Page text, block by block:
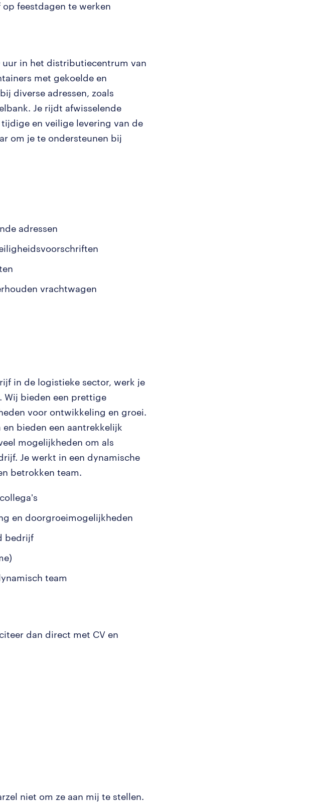
feestdagen te werken
in het distributiecentrum van
met gekoelde en
diverse adressen, zoals
Je rijdt afwisselende
en veilige levering van de
om je te ondersteunen bij
adressen
vrachtwagen
in de logistieke sector, werk je
Wij bieden een prettige
voor ontwikkeling en groei.
bieden een aantrekkelijk
mogelijkheden om als
Je werkt in een dynamische
betrokken team.
en doorgroeimogelijkheden
bedrijf
team
dan direct met CV en
niet om ze aan mij te stellen.